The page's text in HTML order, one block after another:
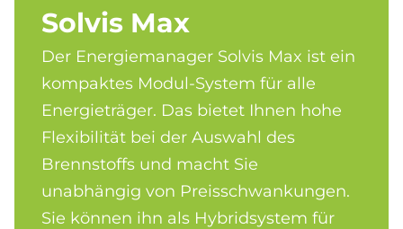
Sol­vis Max
Der Energiemanager Solvis Max ist ein
kompaktes Modul-System für alle
Energieträger. Das bietet Ihnen hohe
Flexibilität bei der Auswahl des
Brennstoffs und macht Sie
unabhängig von Preisschwankungen.
Sie können ihn als Hybridsystem für